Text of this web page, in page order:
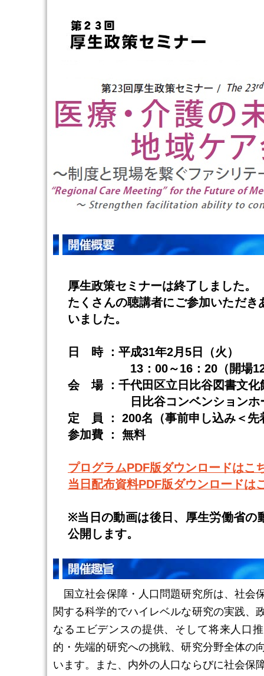
厚生政策セミナーは終了しました。
たくさんの聴講者にご参加いただき
いました。
日 時 ：平成31年2月5日（火）
13：00～16：20（開場12
会 場 ：千代田区立日比谷図書文
日比谷コンベンションホ
定 員 ： 200名（事前申し込み＜先
参加費 ： 無料
プログラムPDF版ダウンロードはこ
当日配布資料PDF版ダウンロードは
※当日の動画は後日、厚生労働省の
公開します。
国立社会保障・人口問題研究所は、社会
関する科学的でハイレベルな研究の実践、
なるエビデンスの提供、そして将来人口
的・先端的研究への挑戦、研究分野全体の
います。また、内外の人口ならびに社会保